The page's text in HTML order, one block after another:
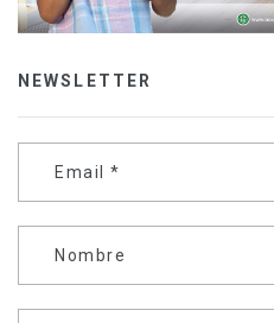
NEWSLETTER
Email *
Nombre